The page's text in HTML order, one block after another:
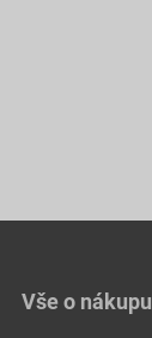
Vše o nákupu